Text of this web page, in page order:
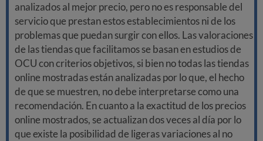
analizados al mejor precio, pero no es responsable del
servicio que prestan estos establecimientos ni de los
problemas que puedan surgir con ellos. Las valoraciones
de las tiendas que facilitamos se basan en estudios de
OCU con criterios objetivos, si bien no todas las tiendas
online mostradas están analizadas por lo que, el hecho
de que se muestren, no debe interpretarse como una
recomendación. En cuanto a la exactitud de los precios
online mostrados, se actualizan dos veces al día por lo
que existe la posibilidad de ligeras variaciones al no